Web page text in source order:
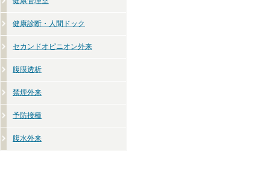
健康診断・人間ドック
セカンドオピニオン外来
腹膜透析
禁煙外来
予防接種
腹水外来